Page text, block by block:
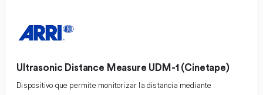
Ultrasonic Distance Measure UDM-1 (Cinetape)
Dispositivo que permite monitorizar la distancia mediante